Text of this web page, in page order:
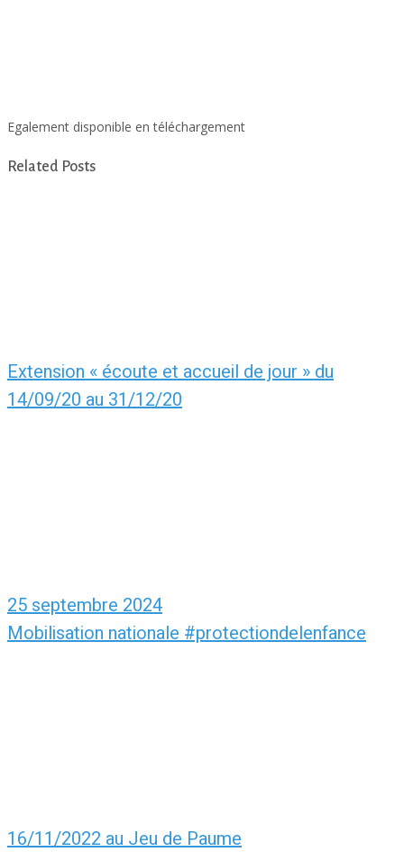
Egalement disponible en téléchargement
Related Posts
Extension « écoute et accueil de jour » du
14/09/20 au 31/12/20
25 septembre 2024
Mobilisation nationale #protectiondelenfance
16/11/2022 au Jeu de Paume